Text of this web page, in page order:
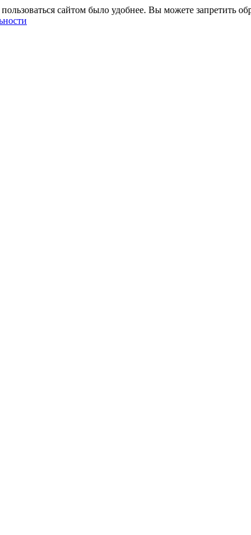
сайтом было удобнее. Вы можете запретить